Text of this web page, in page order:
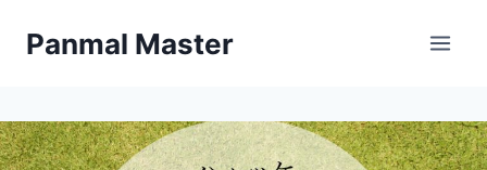
キ
ッ
Panmal Master